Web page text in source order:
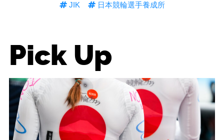
JIK 日本競輪選手養成所
Pick Up